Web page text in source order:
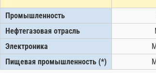
Промышленность
Нефтегазовая отрасль
Электроника
Пищевая промышленность (*)